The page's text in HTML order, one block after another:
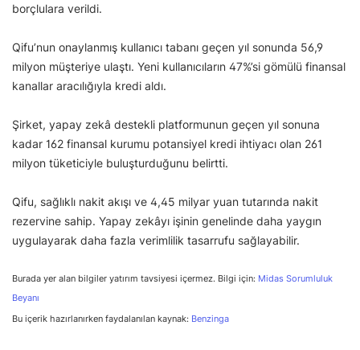
borçlulara verildi.
Qifu’nun onaylanmış kullanıcı tabanı geçen yıl sonunda 56,9
milyon müşteriye ulaştı. Yeni kullanıcıların 47%’si gömülü finansal
kanallar aracılığıyla kredi aldı.
Şirket, yapay zekâ destekli platformunun geçen yıl sonuna
kadar 162 finansal kurumu potansiyel kredi ihtiyacı olan 261
milyon tüketiciyle buluşturduğunu belirtti.
Qifu, sağlıklı nakit akışı ve 4,45 milyar yuan tutarında nakit
rezervine sahip. Yapay zekâyı işinin genelinde daha yaygın
uygulayarak daha fazla verimlilik tasarrufu sağlayabilir.
Burada yer alan bilgiler yatırım tavsiyesi içermez. Bilgi için: Midas Sorumluluk
Beyanı
Bu içerik hazırlanırken faydalanılan kaynak: Benzinga